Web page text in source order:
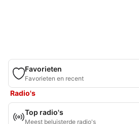
Favorieten
Favorieten en recent
Radio's
Top radio's
Meest beluisterde radio's